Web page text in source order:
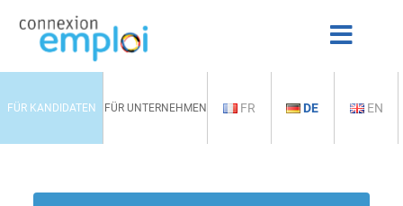
FÜR KANDIDATEN FÜR UNTERNEHMEN FR DE EN